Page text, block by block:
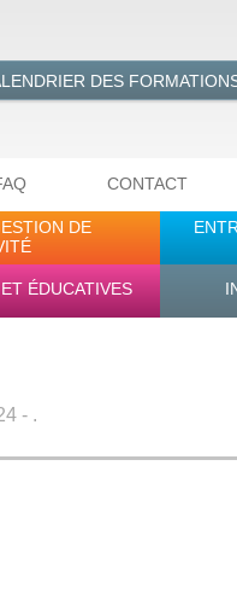
DES
CONTACT
DE
ÉDUCATIVES
- .